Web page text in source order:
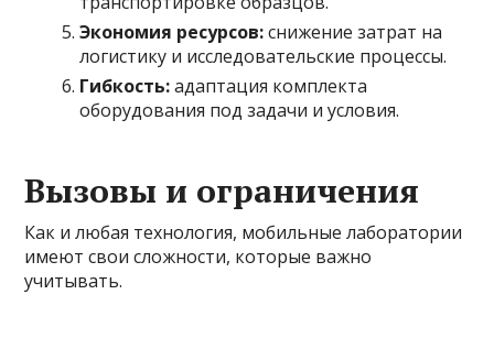
Экономия ресурсов:снижение затрат на
логистику и исследовательские процессы.
Гибкость:адаптация комплекта
оборудования под задачи и условия.
Вызовы и ограничения
Как и любая технология, мобильные лаборатории
имеют свои сложности, которые важно
учитывать.